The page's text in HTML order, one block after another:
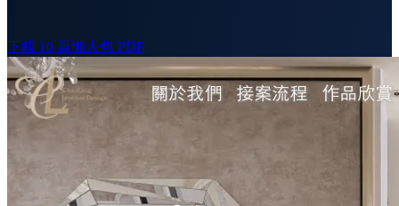
下載 10 頁懶人包 PDF